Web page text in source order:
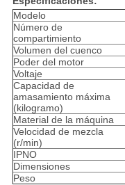
Modelo
Número de
compartimiento
Volumen del cuenco
Poder del motor
Voltaje
Capacidad de
amasamiento máxima
(kilogramo)
Material de la máquina
Velocidad de mezcla
(r/min)
IPNO
Dimensiones
Peso